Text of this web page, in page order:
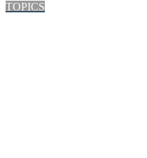
TOPICS